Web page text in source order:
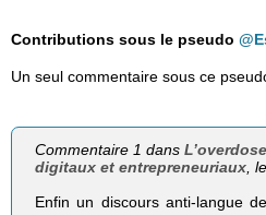
Contributions sous le pseudo
Un seul commentaire sous ce
Commentaire 1 dans
digitaux et entrepreneuriaux ,
Enfin un discours anti-langue